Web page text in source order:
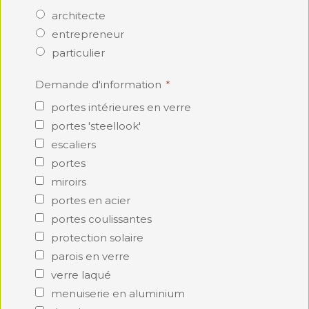
architecte
entrepreneur
particulier
Demande d'information
portes intérieures en verre
portes 'steellook'
escaliers
portes
miroirs
portes en acier
portes coulissantes
protection solaire
parois en verre
verre laqué
menuiserie en aluminium